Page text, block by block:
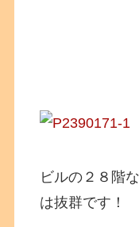
ビルの２８階
は抜群です！